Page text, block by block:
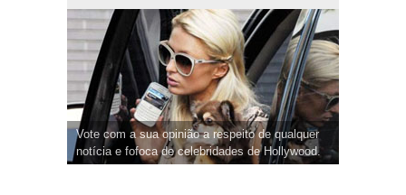
Vote com a sua opinião a respeito de qualquer
notícia e fofoca de celebridades de Hollywood.